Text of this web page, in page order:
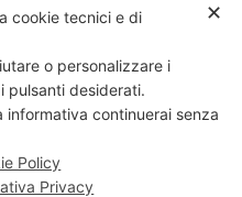
✕
cookie tecnici e di
o personalizzare i
pulsanti desiderati.
informativa continuerai senza
Policy
Privacy